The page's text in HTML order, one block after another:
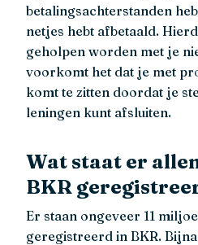
betalingsachterstanden
netjes hebt afbetaald.
geholpen worden met je
voorkomt het dat je met
komt te zitten doordat je
leningen kunt afsluiten.
Wat staat er
BKR
Er staan ongeveer 11
geregistreerd in BKR.